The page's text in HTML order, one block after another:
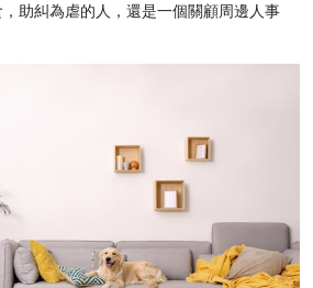
助糾為虐的人，還是一個關顧周邊人事